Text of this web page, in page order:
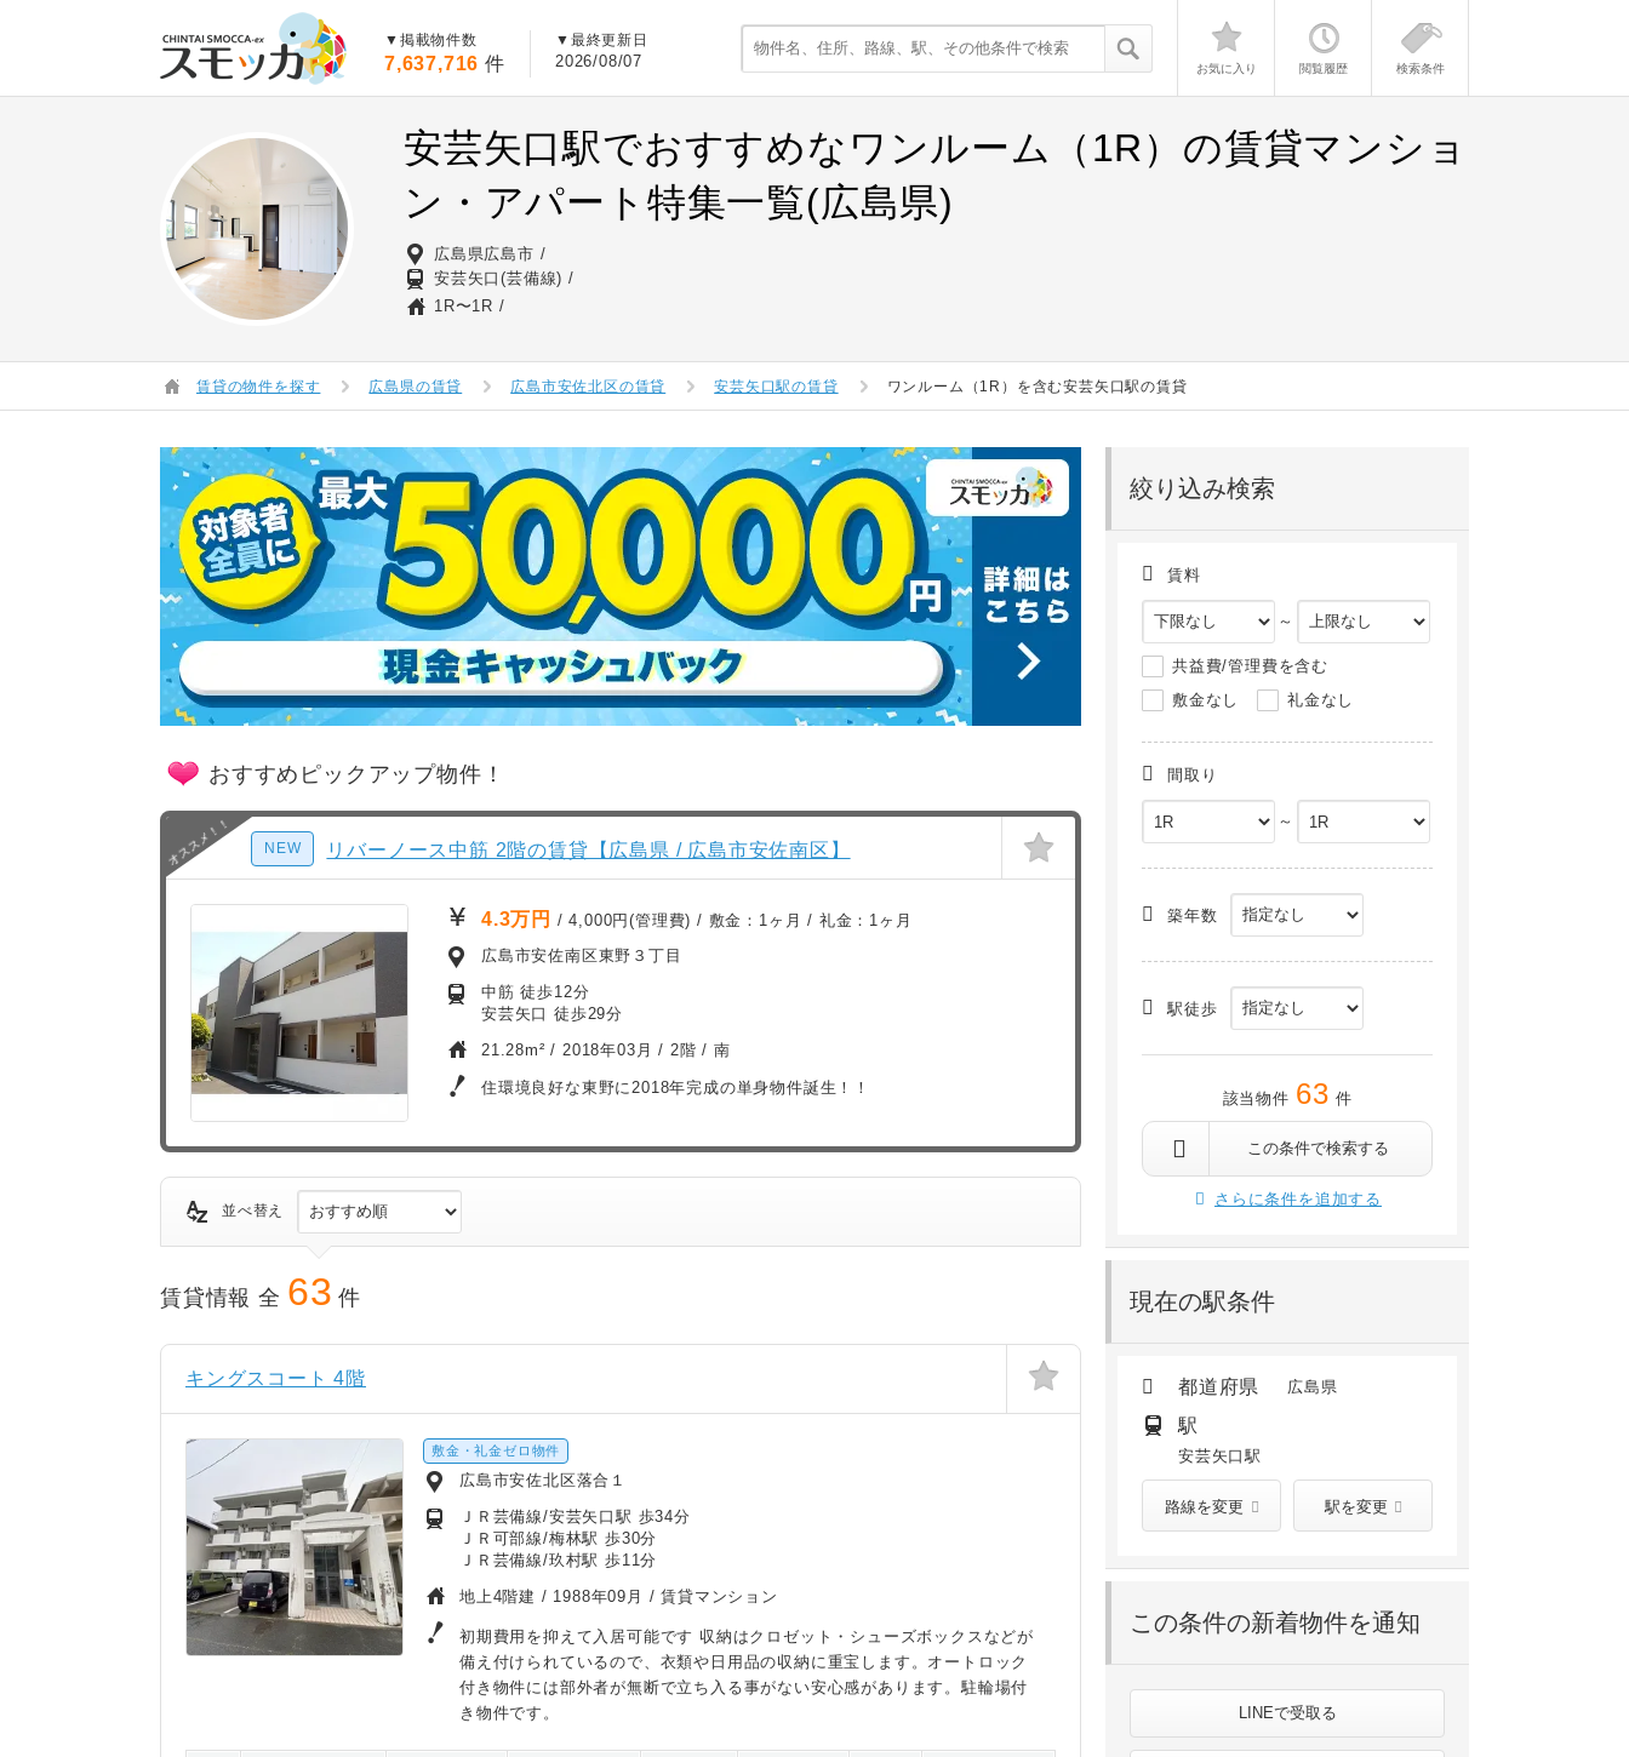
▼掲載物件数
7,637,716 件
▼最終更新日
2026/08/07 お気に入り 閲覧履歴 検索条件
安芸矢口駅でおすすめなワンルーム（1R）の賃貸マンショ
ン・アパート特集一覧(広島県)
広島県広島市
安芸矢口(芸備線)
1R〜1R
賃貸の物件を探す 広島県の賃貸 広島市安佐北区の賃貸 安芸矢口駅の賃貸 ワンルーム（1R）を含む安芸矢口駅の賃貸
絞り込み検索
賃料
～
共益費/管理費を含む
敷金なし
礼金なし
間取り
～
築年数
駅徒歩
該当物件 63 件
この条件で検索する
さらに条件を追加する
現在の駅条件
都道府県 広島県
駅
安芸矢口駅
路線を変更 駅を変更
この条件の新着物件を通知
LINEで受取る
おすすめピックアップ物件！
NEW リバーノース中筋 2階の賃貸【広島県 / 広島市安佐南区】
4.3万円 / 4,000円(管理費) / 敷金： 1ヶ月 / 礼金： 1ヶ月
広島市安佐南区東野３丁目
中筋 徒歩12分
安芸矢口 徒歩29分
21.28m² /2018年03月 / 2階 / 南
住環境良好な東野に2018年完成の単身物件誕生！！
並べ替え
賃貸情報 全 63 件
キングスコート 4階
敷金・礼金ゼロ物件
広島市安佐北区落合１
ＪＲ芸備線/安芸矢口駅 歩34分
ＪＲ可部線/梅林駅 歩30分
ＪＲ芸備線/玖村駅 歩11分
地上4階建 / 1988年09月 / 賃貸マンション
初期費用を抑えて入居可能です 収納はクロゼット・シューズボックスなどが
備え付けられているので、衣類や日用品の収納に重宝します。オートロック
付き物件には部外者が無断で立ち入る事がない安心感があります。駐輪場付
き物件です。